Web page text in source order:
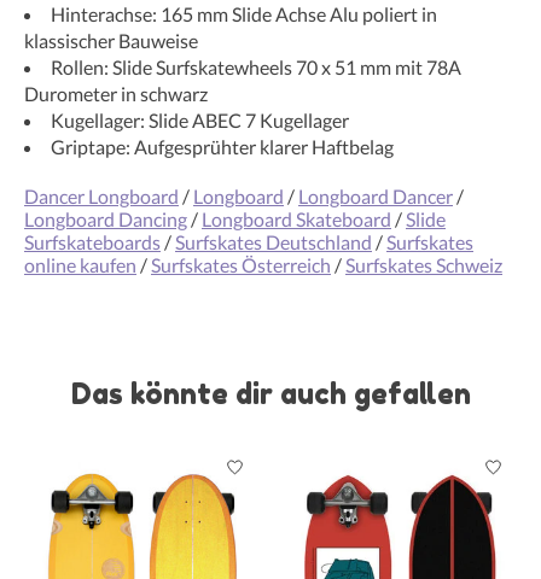
Hinterachse: 165 mm Slide Achse Alu poliert in
klassischer Bauweise
Rollen: Slide Surfskatewheels 70 x 51 mm mit 78A
Durometer in schwarz
Kugellager: Slide ABEC 7 Kugellager
Griptape: Aufgesprühter klarer Haftbelag
Dancer Longboard / Longboard / Longboard Dancer /
Longboard Dancing / Longboard Skateboard / Slide
Surfskateboards / Surfskates Deutschland / Surfskates
online kaufen / Surfskates Österreich / Surfskates Schweiz
Das könnte dir auch gefallen
Produkt-Karussell-Artikel